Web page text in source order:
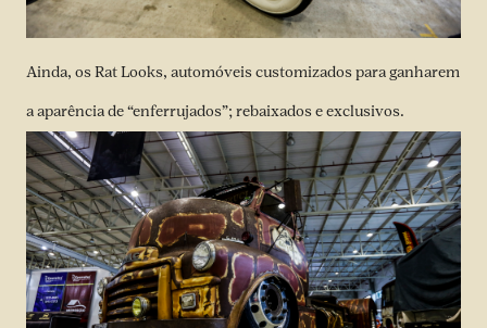
Ainda, os Rat Looks, automóveis customizados para ganharem
a aparência de “enferrujados”; rebaixados e exclusivos.